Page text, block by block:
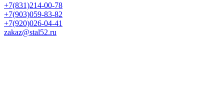
+7(831)214-00-78
+7(903)059-83-82
+7(920)026-04-41
zakaz@stal52.ru